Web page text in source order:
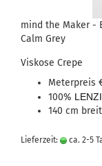
mind the Maker -
Calm Grey
Viskose Crepe
Meterpreis
100%
140 cm breit
Lieferzeit: ca. 2-5